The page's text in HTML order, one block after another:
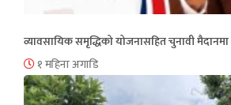
व्यावसायिक समृद्धिको योजनासहित चुनावी
१ महिना अगाडि